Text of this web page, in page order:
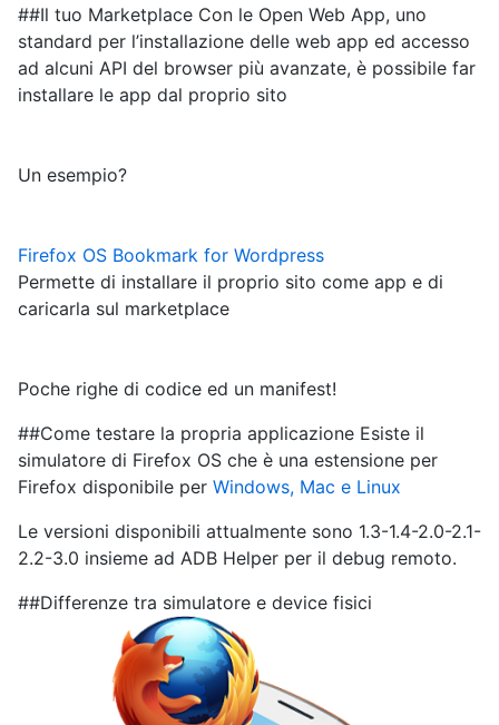
##Il tuo Marketplace Con le Open Web App, uno
standard per l’installazione delle web app ed accesso
ad alcuni API del browser più avanzate, è possibile far
installare le app dal proprio sito
Un esempio?
Firefox OS Bookmark for Wordpress
Permette di installare il proprio sito come app e di
caricarla sul marketplace
Poche righe di codice ed un manifest!
##Come testare la propria applicazione Esiste il
simulatore di Firefox OS che è una estensione per
Firefox disponibile per Windows, Mac e Linux
Le versioni disponibili attualmente sono 1.3-1.4-2.0-2.1-
2.2-3.0 insieme ad ADB Helper per il debug remoto.
##Differenze tra simulatore e device fisici